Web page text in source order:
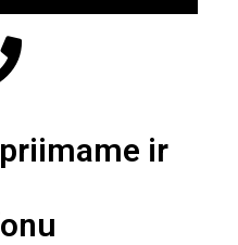
ir